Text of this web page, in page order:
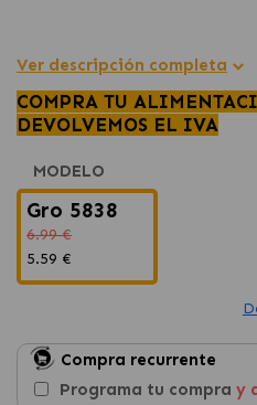
Ver descripción completa
COMPRA TU
DEVOLVEMOS EL IVA
MODELO
Gro 5838
6.99 €
5.59 €
Compra recurrente
Programa tu compra y